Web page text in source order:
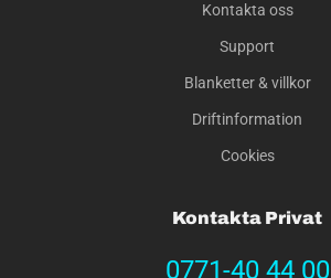
Kontakta oss
Support
Blanketter & villkor
Driftinformation
Cookies
Kontakta Privat
0771-40 44 00